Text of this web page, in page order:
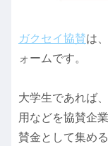
ガクセイ協賛は
ォームです。
大学生であれば
用などを協賛企
賛金として集め